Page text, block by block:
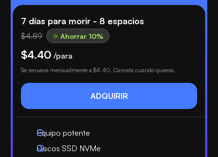
7 días para morir - 8 espacios
$4.89 Ahorrar 10%
$4.40 /para
Se renueva mensualmente a $4.40 . Cancela cuando quieras.
ADQUIRIR
Equipo potente
Discos SSD NVMe